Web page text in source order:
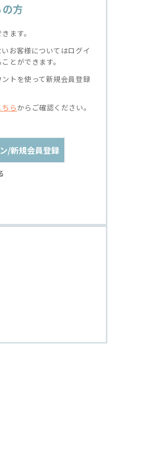
方
ます。
お客様についてはログイ
とができます。
トを使って新規会員登録
ちらからご確認ください。
/新規会員登録